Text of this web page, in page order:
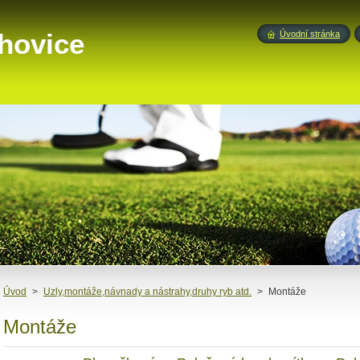
Úvod > Uzly,montáže,návnady a nástrahy,druhy ryb atd. > Montáže
Montáže
Úvodní stránka